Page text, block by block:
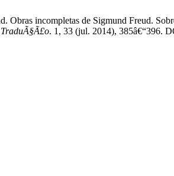
Obras incompletas de Sigmund Freud.
. 1, 33 (jul. 2014), 385â€“396.